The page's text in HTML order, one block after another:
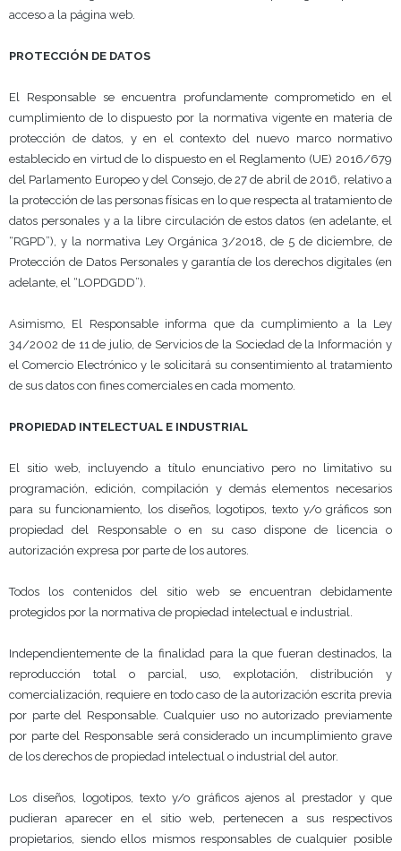
acceso a la página web.
PROTECCIÓN DE DATOS
El Responsable se encuentra profundamente comprometido en el
cumplimiento de lo dispuesto por la normativa vigente en materia de
protección de datos, y en el contexto del nuevo marco normativo
establecido en virtud de lo dispuesto en el Reglamento (UE) 2016/679
del Parlamento Europeo y del Consejo, de 27 de abril de 2016, relativo a
la protección de las personas físicas en lo que respecta al tratamiento de
datos personales y a la libre circulación de estos datos (en adelante, el
“RGPD”), y la normativa Ley Orgánica 3/2018, de 5 de diciembre, de
Protección de Datos Personales y garantía de los derechos digitales (en
adelante, el “LOPDGDD”).
Asimismo, El Responsable informa que da cumplimiento a la Ley
34/2002 de 11 de julio, de Servicios de la Sociedad de la Información y
el Comercio Electrónico y le solicitará su consentimiento al tratamiento
de sus datos con fines comerciales en cada momento.
PROPIEDAD INTELECTUAL E INDUSTRIAL
El sitio web, incluyendo a título enunciativo pero no limitativo su
programación, edición, compilación y demás elementos necesarios
para su funcionamiento, los diseños, logotipos, texto y/o gráficos son
propiedad del Responsable o en su caso dispone de licencia o
autorización expresa por parte de los autores.
Todos los contenidos del sitio web se encuentran debidamente
protegidos por la normativa de propiedad intelectual e industrial.
Independientemente de la finalidad para la que fueran destinados, la
reproducción total o parcial, uso, explotación, distribución y
comercialización, requiere en todo caso de la autorización escrita previa
por parte del Responsable. Cualquier uso no autorizado previamente
por parte del Responsable será considerado un incumplimiento grave
de los derechos de propiedad intelectual o industrial del autor.
Los diseños, logotipos, texto y/o gráficos ajenos al prestador y que
pudieran aparecer en el sitio web, pertenecen a sus respectivos
propietarios, siendo ellos mismos responsables de cualquier posible